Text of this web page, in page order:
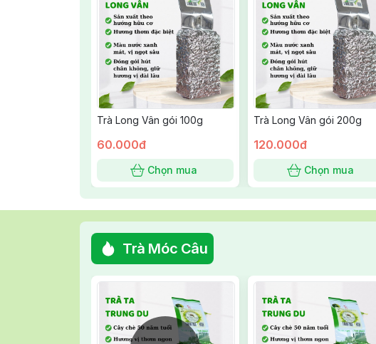
Trà Long Vân gói 100g
60.000đ
Chọn mua
Trà Long Vân gói 200g
120.000đ
Chọn mua
Trà Móc Câu